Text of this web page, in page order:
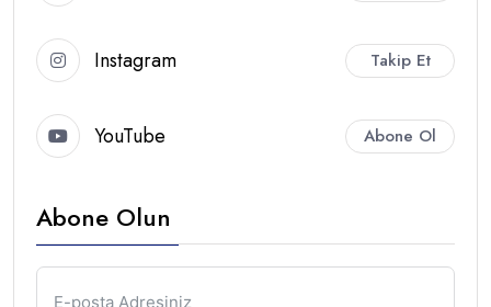
Instagram Takip Et
YouTube Abone Ol
Abone Olun